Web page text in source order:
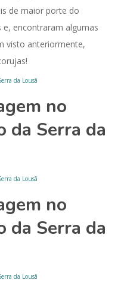
de maior porte do
encontraram algumas
visto anteriormente,
no
da Serra da
no
da Serra da